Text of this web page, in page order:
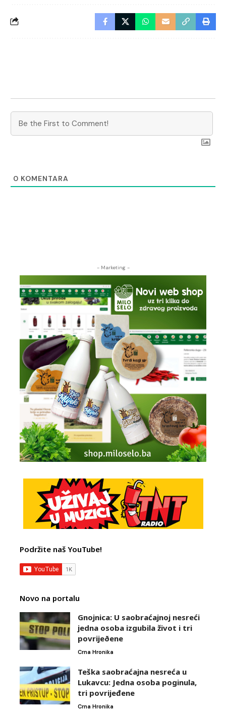
0 KOMENTARA
- Marketing -
Podržite naš YouTube!
Novo na portalu
Gnojnica: U saobraćajnoj nesreći
jedna osoba izgubila život i tri
povrijeðene
Crna Hronika
Teška saobraćajna nesreća u
Lukavcu: Jedna osoba poginula,
tri povrijeđene
Crna Hronika